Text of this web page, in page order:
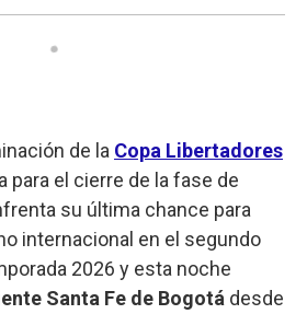
de la Copa Libertadores
para el cierre de la fase de
su última chance para
internacional en el segundo
2026 y esta noche
Santa Fe de Bogotá desde